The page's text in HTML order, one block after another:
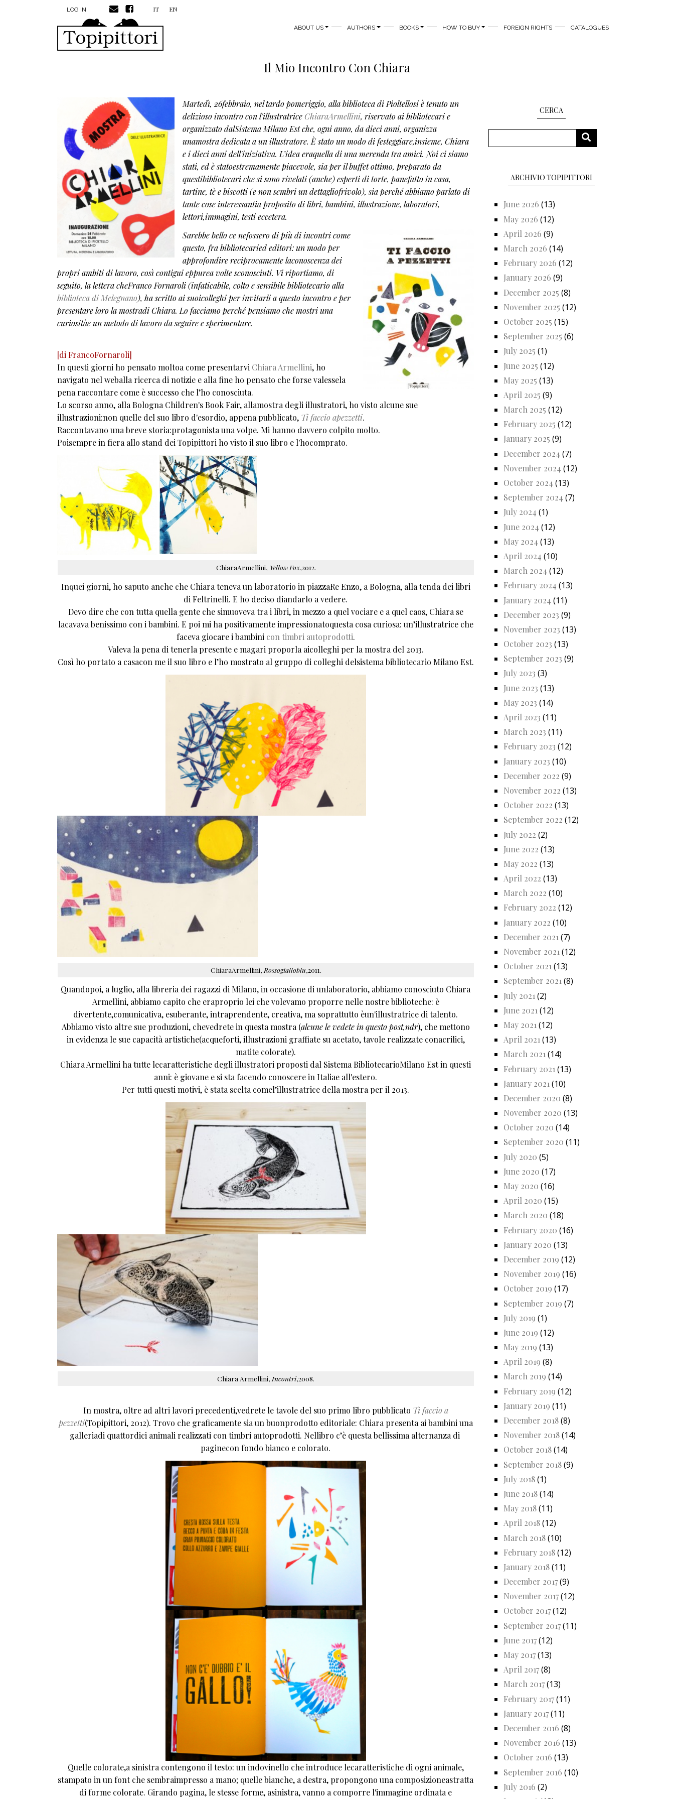
Skip to main contentMENU PROFILO UTENTE
LOG IN IT EN
MAIN NAVIGATION
ABOUT US AUTHORS BOOKS HOW TO BUY FOREIGN RIGHTS CATALOGUES
Il Mio Incontro Con Chiara
Martedì, 26febbraio, nel tardo pomeriggio, alla biblioteca di Pioltellosi è tenuto un
delizioso incontro con l'illustratrice ChiaraArmellini, riservato ai bibliotecari e
organizzato dalSistema Milano Est che, ogni anno, da dieci anni, organizza
unamostra dedicata a un illustratore. È stato un modo di festeggiare,insieme, Chiara
e i dieci anni dell'iniziativa. L’idea eraquella di una merenda tra amici. Noi ci siamo
stati, ed è statoestremamente piacevole, sia per il buffet ottimo, preparato da
questibibliotecari che si sono rivelati (anche) esperti di torte, panefatto in casa,
tartine, tè e biscotti (e non sembri un dettagliofrivolo), sia perché abbiamo parlato di
tante cose interessantia proposito di libri, bambini, illustrazione, laboratori,
lettori,immagini, testi eccetera.
Sarebbe bello ce nefossero di più di incontri come
questo, fra bibliotecaried editori: un modo per
approfondire reciprocamente laconoscenza dei
propri ambiti di lavoro, così contigui eppurea volte sconosciuti. Vi riportiamo, di
seguito, la lettera cheFranco Fornaroli (infaticabile, colto e sensibile bibliotecario alla
biblioteca di Melegnano), ha scritto ai suoicolleghi per invitarli a questo incontro e per
presentare loro la mostradi Chiara. Lo facciamo perché pensiamo che mostri una
curiositàe un metodo di lavoro da seguire e sperimentare.
[di FrancoFornaroli]
In questi giorni ho pensato moltoa come presentarvi Chiara Armellini, ho
navigato nel weballa ricerca di notizie e alla fine ho pensato che forse valessela
pena raccontare come è successo che l’ho conosciuta.
Lo scorso anno, alla Bologna Children's Book Fair, allamostra degli illustratori, ho visto alcune sue
illustrazioni:non quelle del suo libro d'esordio, appena pubblicato, Ti faccio apezzetti.
Raccontavano una breve storia:protagonista una volpe. Mi hanno davvero colpito molto.
Poisempre in fiera allo stand dei Topipittori ho visto il suo libro e l'hocomprato.
ChiaraArmellini, Yellow Fox,2012.
Inquei giorni, ho saputo anche che Chiara teneva un laboratorio in piazzaRe Enzo, a Bologna, alla tenda dei libri
di Feltrinelli. E ho deciso diandarlo a vedere.
Devo dire che con tutta quella gente che simuoveva tra i libri, in mezzo a quel vociare e a quel caos, Chiara se
lacavava benissimo con i bambini. E poi mi ha positivamente impressionatoquesta cosa curiosa: un’illustratrice che
faceva giocare i bambini con timbri autoprodotti.
Valeva la pena di tenerla presente e magari proporla aicolleghi per la mostra del 2013.
Così ho portato a casacon me il suo libro e l’ho mostrato al gruppo di colleghi delsistema bibliotecario Milano Est.
ChiaraArmellini, Rossogialloblu,2011.
Quandopoi, a luglio, alla libreria dei ragazzi di Milano, in occasione di unlaboratorio, abbiamo conosciuto Chiara
Armellini, abbiamo capito che eraproprio lei che volevamo proporre nelle nostre biblioteche: è
divertente,comunicativa, esuberante, intraprendente, creativa, ma soprattutto èun'illustratrice di talento.
Abbiamo visto altre sue produzioni, chevedrete in questa mostra (alcune le vedete in questo post,ndr), che mettono
in evidenza le sue capacità artistiche(acqueforti, illustrazioni graffiate su acetato, tavole realizzate conacrilici,
matite colorate).
Chiara Armellini ha tutte lecaratteristiche degli illustratori proposti dal Sistema BibliotecarioMilano Est in questi
anni: è giovane e si sta facendo conoscere in Italiae all'estero.
Per tutti questi motivi, è stata scelta comel’illustratrice della mostra per il 2013.
Chiara Armellini, Incontri,2008.
In mostra, oltre ad altri lavori precedenti,vedrete le tavole del suo primo libro pubblicato Ti faccio a
pezzetti(Topipittori, 2012). Trovo che graficamente sia un buonprodotto editoriale: Chiara presenta ai bambini una
galleriadi quattordici animali realizzati con timbri autoprodotti. Nellibro c’è questa bellissima alternanza di
paginecon fondo bianco e colorato.
Quelle colorate,a sinistra contengono il testo: un indovinello che introduce lecaratteristiche di ogni animale,
stampato in un font che sembraimpresso a mano; quelle bianche, a destra, propongono una composizioneastratta
di forme colorate. Girando pagina, le stesse forme, asinistra, vanno a comporre l'immagine ordinata e
CERCA
SEARCH
ARCHIVIO TOPIPITTORI
June 2026 (13)
May 2026 (12)
April 2026 (9)
March 2026 (14)
February 2026 (12)
January 2026 (9)
December 2025 (8)
November 2025 (12)
October 2025 (15)
September 2025 (6)
July 2025 (1)
June 2025 (12)
May 2025 (13)
April 2025 (9)
March 2025 (12)
February 2025 (12)
January 2025 (9)
December 2024 (7)
November 2024 (12)
October 2024 (13)
September 2024 (7)
July 2024 (1)
June 2024 (12)
May 2024 (13)
April 2024 (10)
March 2024 (12)
February 2024 (13)
January 2024 (11)
December 2023 (9)
November 2023 (13)
October 2023 (13)
September 2023 (9)
July 2023 (3)
June 2023 (13)
May 2023 (14)
April 2023 (11)
March 2023 (11)
February 2023 (12)
January 2023 (10)
December 2022 (9)
November 2022 (13)
October 2022 (13)
September 2022 (12)
July 2022 (2)
June 2022 (13)
May 2022 (13)
April 2022 (13)
March 2022 (10)
February 2022 (12)
January 2022 (10)
December 2021 (7)
November 2021 (12)
October 2021(13)
September 2021(8)
July 2021 (2)
June 2021 (12)
May 2021 (12)
April 2021 (13)
March 2021(14)
February 2021 (13)
January 2021 (10)
December 2020 (8)
November 2020 (13)
October 2020 (14)
September 2020 (11)
July 2020 (5)
June 2020 (17)
May 2020 (16)
April 2020 (15)
March 2020 (18)
February 2020 (16)
January 2020 (13)
December 2019 (12)
November 2019 (16)
October 2019 (17)
September 2019 (7)
July 2019 (1)
June 2019 (12)
May 2019 (13)
April 2019 (8)
March 2019 (14)
February 2019 (12)
January 2019 (11)
December 2018(8)
November 2018(14)
October 2018(14)
September 2018(9)
July 2018(1)
June 2018(14)
May 2018(11)
April 2018(12)
March 2018(10)
February 2018(12)
January 2018(11)
December 2017(9)
November 2017(12)
October 2017(12)
September 2017(11)
June 2017(12)
May 2017(13)
April 2017(8)
March 2017(13)
February 2017(11)
January 2017(11)
December 2016 (8)
November 2016 (13)
October 2016 (13)
September 2016 (10)
July 2016 (2)